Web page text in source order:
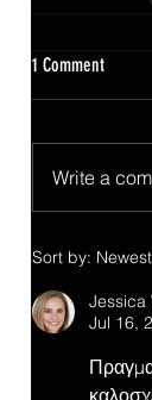
1 Comment
Write a
Sort by: Newest
Jessica
Jul 16,